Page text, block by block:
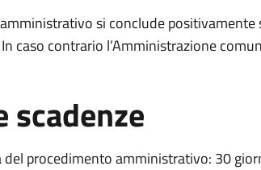
si conclude positivamente
caso contrario l’Amministrazione
scadenze
del procedimento amministrativo: 30